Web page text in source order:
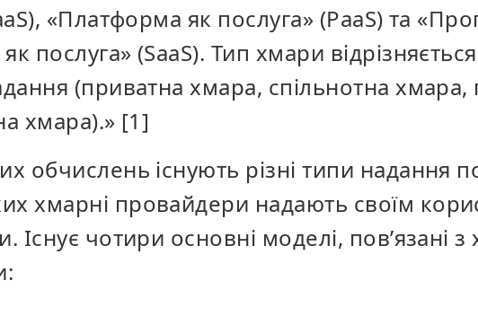
«Платформа як послуга» (PaaS) та
послуга» (SaaS). Тип хмари
(приватна хмара, спільнотна хмара,
хмара).» [1]
обчислень існують різні типи надання
хмарні провайдери надають своїм
Існує чотири основні моделі, пов’язані